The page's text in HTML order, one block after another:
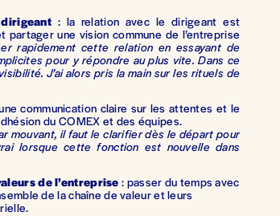
: la relation avec le dirigeant est
une vision commune de l’entreprise
rapidement cette relation en essayant de
pour y répondre au plus vite. Dans ce
J’ai alors pris la main sur les rituels de
communication claire sur les attentes et le
du COMEX et des équipes.
mouvant, il faut le clarifier dès le départ pour
lorsque cette fonction est nouvelle dans
de l’entreprise : passer du temps avec
de la chaîne de valeur et leurs